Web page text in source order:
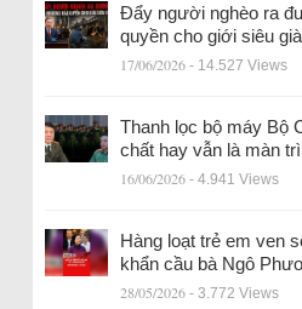
Đẩy người nghèo ra
quyền cho giới siêu
17/06/2026 - 14.527 Views
Thanh lọc bộ máy Bộ
chất hay vẫn là màn
16/06/2026 - 4.941 Views
Hàng loạt trẻ em ven
khẩn cầu bà Ngô
28/05/2026 - 3.772 Views